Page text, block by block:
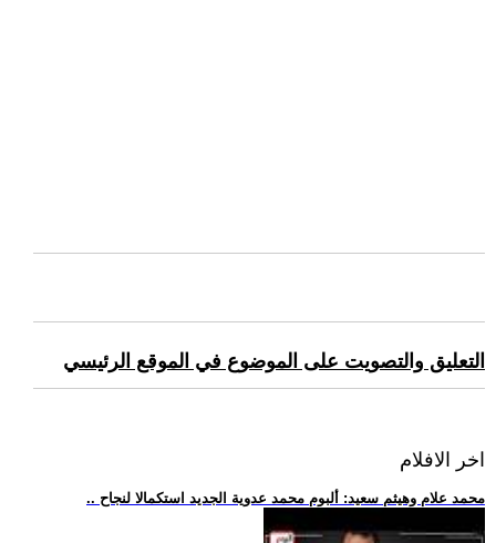
التعليق والتصويت على الموضوع في الموقع الرئيسي
اخر الافلام
.. محمد علام وهيثم سعيد: ألبوم محمد عدوية الجديد استكمالا لنجاح